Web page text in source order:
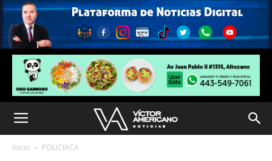
Inicio POLICIACA